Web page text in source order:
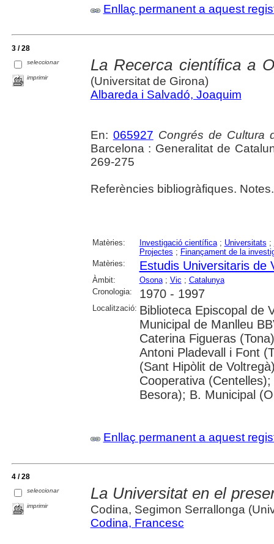
Enllaç permanent a aquest
3 / 28
seleccionar
imprimir
La Recerca científica a
(Universitat de Girona)
Albareda i Salvadó, Joaquim
En: 065927 Congrés de Cultura
Barcelona : Generalitat de
269-275
Referències bibliogràfiques. Notes.
Matèries: Investigació científica; Universitats ;
Projectes ; Finançament de la
Matèries:
Estudis Universitaris de
Àmbit: Osona; Vic ; Catalunya
Cronologia:
1970 - 1997
Localització: Biblioteca Episcopal de
Municipal de Manlleu
Caterina Figueras
Antoni Pladevall i Font
(Sant Hipòlit de
Cooperativa
Besora); B. Municipal
Enllaç permanent a aquest
4 / 28
seleccionar
imprimir
La Universitat en el
Codina, Segimon Serrallonga
Codina, Francesc